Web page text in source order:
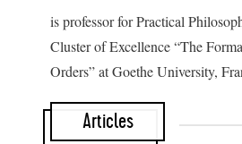
is professor for Practical
Cluster of Excellence “The
Orders” at Goethe University,
Articles